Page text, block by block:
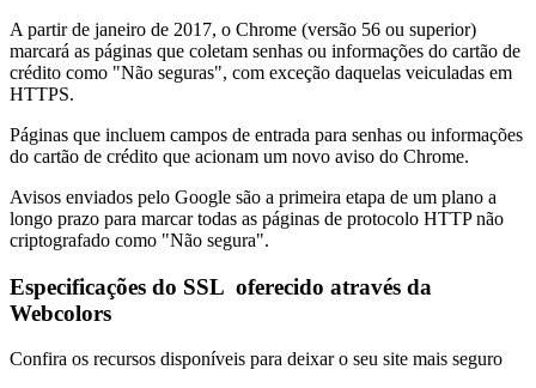
A partir de janeiro de 2017, o Chrome (versão 56 ou superior)
marcará as páginas que coletam senhas ou informações do cartão de
crédito como "Não seguras", com exceção daquelas veiculadas em
HTTPS.
Páginas que incluem campos de entrada para senhas ou informações
do cartão de crédito que acionam um novo aviso do Chrome.
Avisos enviados pelo Google são a primeira etapa de um plano a
longo prazo para marcar todas as páginas de protocolo HTTP não
criptografado como "Não segura".
Especificações do SSL oferecido através da
Webcolors
Confira os recursos disponíveis para deixar o seu site mais seguro